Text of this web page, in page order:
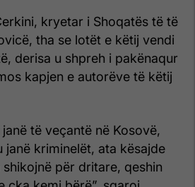
kryetar i Shoqatës të të
tha se lotët e këtij vendi
derisa u shpreh i pakënaqur
kapjen e autorëve të këtij
të veçantë në Kosovë,
janë kriminelët, ata kësajde
shikojnë për dritare, qeshin